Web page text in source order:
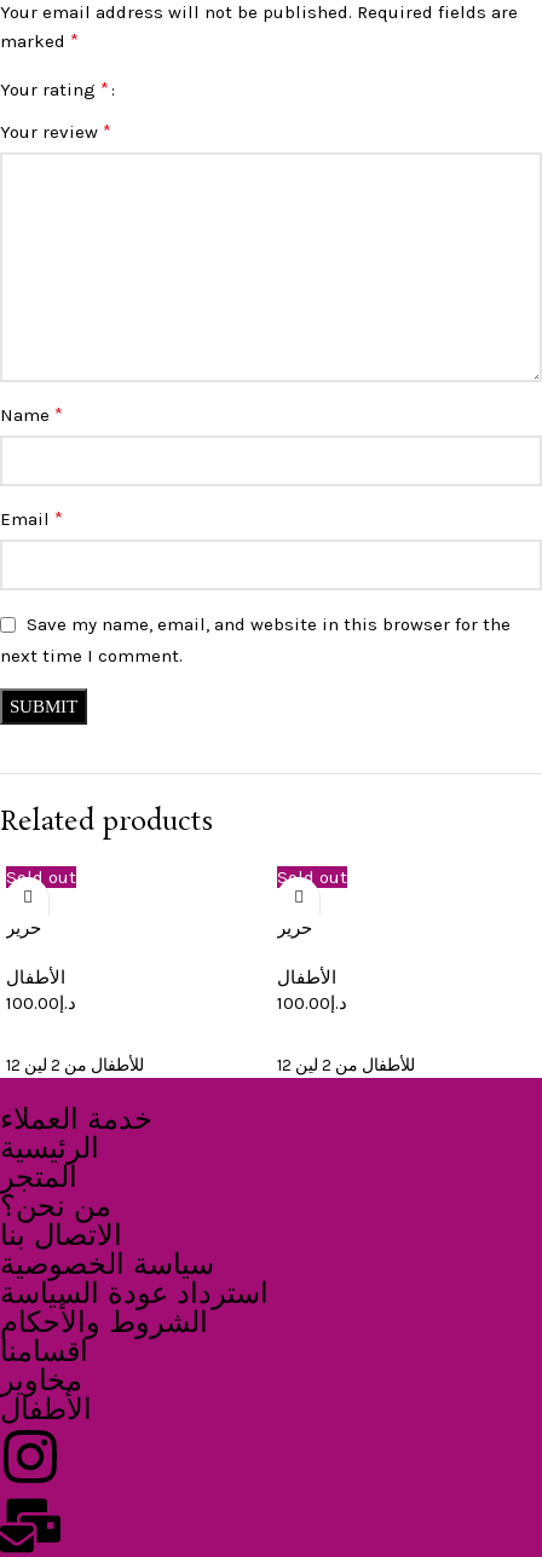
Your email address will not be published. Required fields are
marked *
Your rating *
Your review *
Name *
Email *
Save my name, email, and website in this browser for the
next time I comment.
Related products
Sold out
حرير
الأطفال
د.إ100.00
للأطفال من 2 لين 12
Sold out
حرير
الأطفال
د.إ100.00
للأطفال من 2 لين 12
خدمة العملاء
الرئيسية
المتجر
من نحن؟
الاتصال بنا
سياسة الخصوصية
استرداد عودة السياسة
الشروط والأحكام
اقسامنا
مخاوير
الأطفال